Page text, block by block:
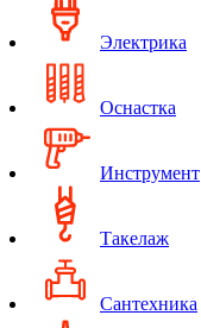
Электрика
Оснастка
Инструмент
Такелаж
Сантехника